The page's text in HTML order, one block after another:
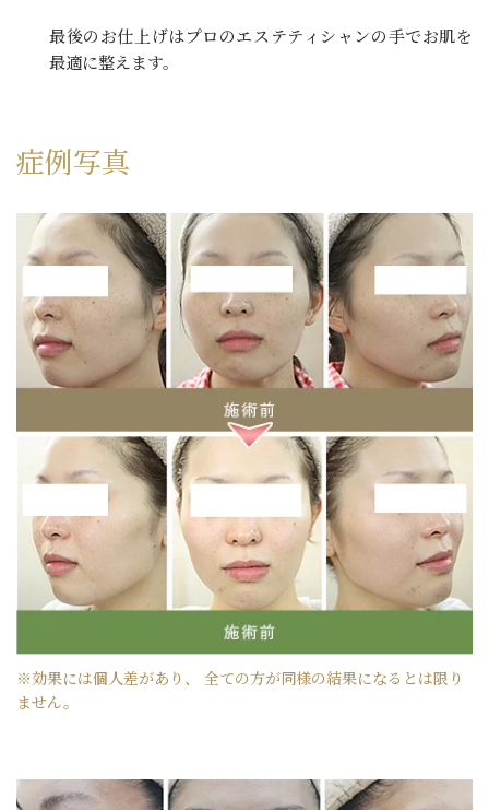
最後のお仕上げはプロのエステティシャンの手でお肌を
最適に整えます。
症例写真
※効果には個人差があり、 全ての方が同様の結果になるとは限り
ません。